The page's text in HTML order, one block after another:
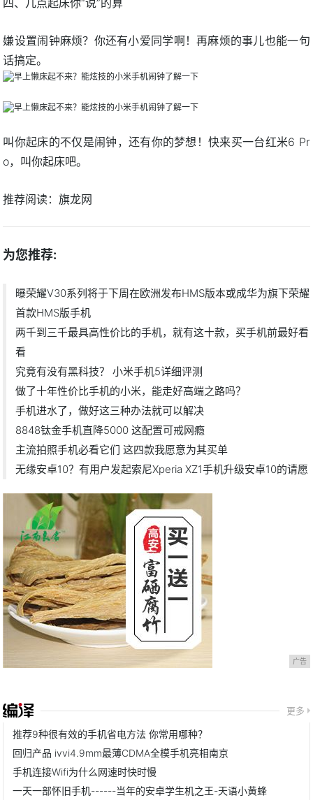
嫌设置闹钟麻烦？你还有小爱同学啊！再麻烦的事儿也能一句
话搞定。
叫你起床的不仅是闹钟，还有你的梦想！快来买一台红米6 Pr
o，叫你起床吧。
推荐阅读：旗龙网
为您推荐:
曝荣耀V30系列将于下周在欧洲发布HMS版本或成华为旗下荣耀
首款HMS版手机
两千到三千最具高性价比的手机，就有这十款，买手机前最好看
看
究竟有没有黑科技？ 小米手机5详细评测
做了十年性价比手机的小米，能走好高端之路吗？
手机进水了，做好这三种办法就可以解决
8848钛金手机直降5000 这配置可戒网瘾
主流拍照手机必看它们 这四款我愿意为其买单
无缘安卓10？有用户发起索尼Xperia XZ1手机升级安卓10的请愿
广告
更多
推荐9种很有效的手机省电方法 你常用哪种？
回归产品 ivvi4.9mm最薄CDMA全模手机亮相南京
手机连接Wifi为什么网速时快时慢
一天一部怀旧手机------当年的安卓学生机之王-天语小黄蜂